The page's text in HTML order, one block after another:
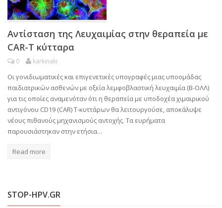
Aντίσταση της Λευχαιμίας στην θεραπεία με
CAR-T κύτταρα
0 karkinaki
Οι γονιδιωματικές και επιγενετικές υπογραφές μιας υποομάδας
παιδιατρικών ασθενών με οξεία λεμφοβλαστική λευχαιμία (Β-ΟΛΛ)
για τις οποίες αναμενόταν ότι η θεραπεία με υποδοχέα χιμαιρικού
αντιγόνου CD19 (CAR) T-κυττάρων θα λειτουργούσε, αποκάλυψε
νέους πιθανούς μηχανισμούς αντοχής. Τα ευρήματα
παρουσιάστηκαν στην ετήσια…
Read more
STOP-HPV.GR